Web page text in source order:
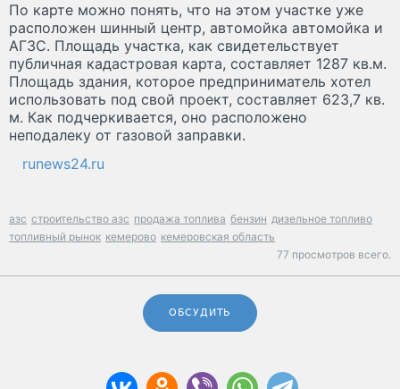
По карте можно понять, что на этом участке уже
расположен шинный центр, автомойка автомойка и
АГЗС. Площадь участка, как свидетельствует
публичная кадастровая карта, составляет 1287 кв.м.
Площадь здания, которое предприниматель хотел
использовать под свой проект, составляет 623,7 кв.
м. Как подчеркивается, оно расположено
неподалеку от газовой заправки.
runews24.ru
азс строительство азс продажа топлива бензин дизельное топливо
топливный рынок кемерово кемеровская область
77 просмотров всего.
ОБСУДИТЬ